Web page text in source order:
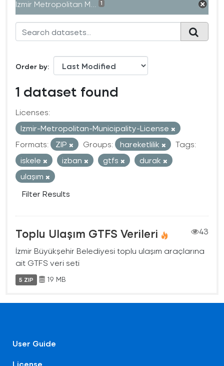
Izmir Metropolitan M... 1
Order by
1 dataset found
Licenses:
Izmir-Metropolitan-Municipality-License
Formats:
ZIP Groups: hareketlilik
Tags:
iskele
izban gtfs
durak
ulaşım
Filter Results
Toplu Ulaşım GTFS Verileri
43
İzmir Büyükşehir Belediyesi toplu ulaşım araçlarına
ait GTFS veri seti
5 ZIP 19 MB
User Guide